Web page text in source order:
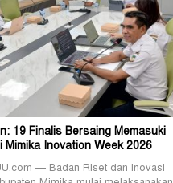
19 Finalis Bersaing Memasuki
Mimika Inovation Week 2026
— Badan Riset dan Inovasi